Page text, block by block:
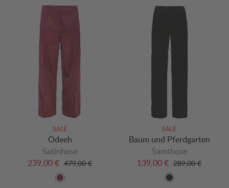
SALE
Odeeh
Satinhose
239,00 € 479,00 €
SALE
Baum und Pferdgarten
Samthose
139,00 € 289,00 €